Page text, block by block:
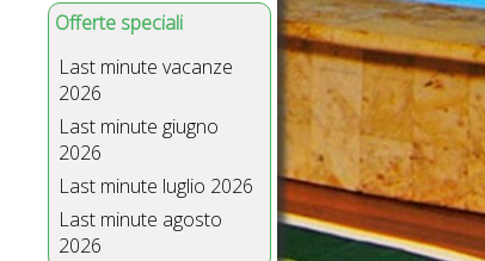
Offerte speciali
Last minute vacanze
2026
Last minute giugno
2026
Last minute luglio 2026
Last minute agosto
2026